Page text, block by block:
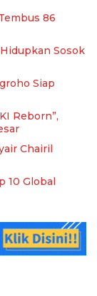
86
Sosok
Siap
Reborn”,
Chairil
10 Global